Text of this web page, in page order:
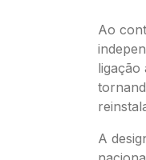
Ao
ligação
A